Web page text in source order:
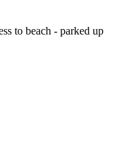
to beach - parked up